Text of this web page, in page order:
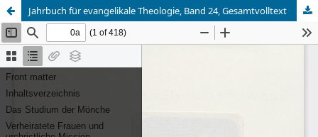
Jahrbuch für evangelikale Theologie, Band 24, Gesamtvolltext